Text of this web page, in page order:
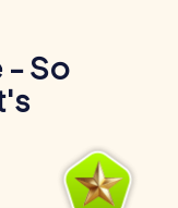
- So